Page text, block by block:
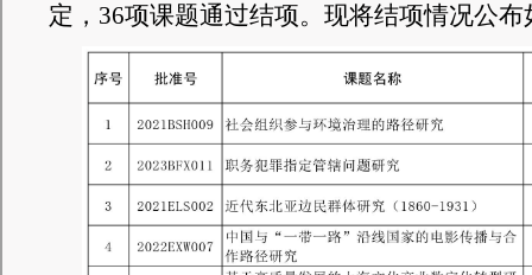
定 ， 36项课题通过结项。现将结项情况公布